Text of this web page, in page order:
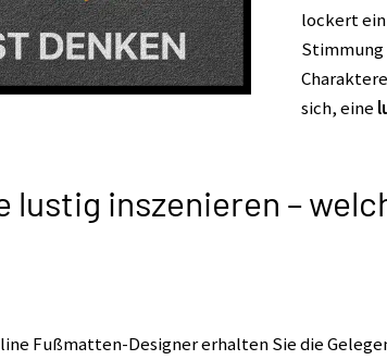
lockert ein
Stimmung
sich, eine
lustig inszenieren –
Fußmatten-Designer erhalten Sie die